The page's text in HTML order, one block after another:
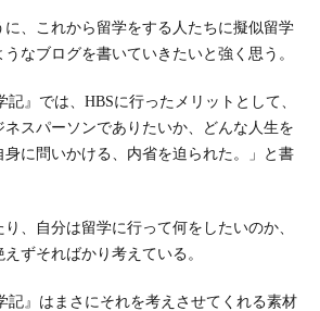
に、これから留学をする人たちに擬似留学
なブログを書いていきたいと強く思う。
記』では、HBSに行ったメリットとして、
ネスパーソンでありたいか、どんな人生を
に問いかける、内省を迫られた。」と書
、自分は留学に行って何をしたいのか、
ずそればかり考えている。
記』はまさにそれを考えさせてくれる素材